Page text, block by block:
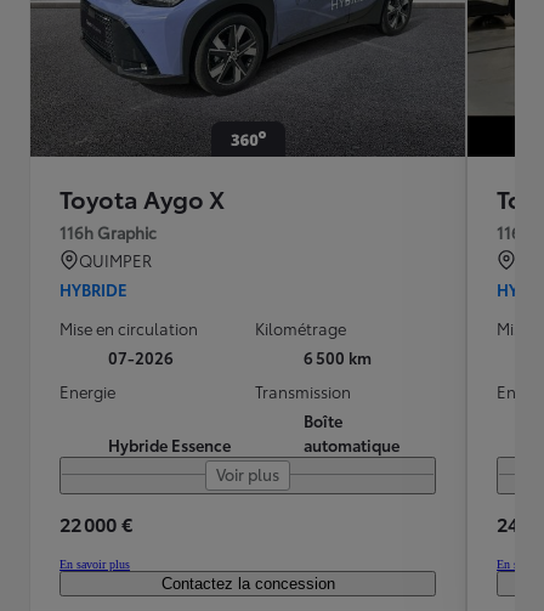
Toyota Aygo X
116h Graphic
QUIMPER
HYBRIDE
Mise en circulation
07-2026
Kilométrage
6 500 km
Energie
Hybride Essence
Transmission
Boîte
automatique
Voir plus
22 000 €
En savoir plus
Contactez la concession
116h
Mise
24
En